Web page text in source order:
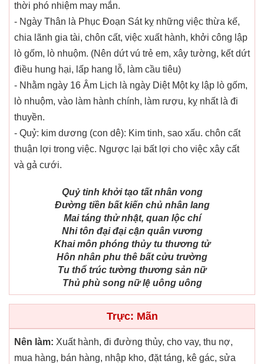
thời phó nhiệm may mắn.
- Ngày Thân là Phục Đoạn Sát kỵ những việc thừa kế,
chia lãnh gia tài, chôn cất, việc xuất hành, khởi công lập
lò gốm, lò nhuộm. (Nên dứt vú trẻ em, xây tường, kết dứt
điều hung hại, lấp hang lỗ, làm cầu tiêu)
- Nhằm ngày 16 Âm Lịch là ngày Diệt Một kỵ lập lò gốm,
lò nhuộm, vào làm hành chính, làm rượu, kỵ nhất là đi
thuyền.
- Quỷ: kim dương (con dê): Kim tinh, sao xấu. chôn cất
thuận lợi trong việc. Ngược lại bất lợi cho việc xây cất
và gả cưới.
Quỷ tinh khởi tạo tất nhân vong
Đường tiền bất kiến chủ nhân lang
Mai táng thử nhật, quan lộc chí
Nhi tôn đại đại cận quân vương
Khai môn phóng thủy tu thương tử
Hôn nhân phu thê bất cửu trường
Tu thổ trúc tường thương sản nữ
Thủ phù song nữ lệ uông uông
Trực: Mãn
Nên làm: Xuất hành, đi đường thủy, cho vay, thu nợ,
mua hàng, bán hàng, nhập kho, đặt táng, kê gác, sửa